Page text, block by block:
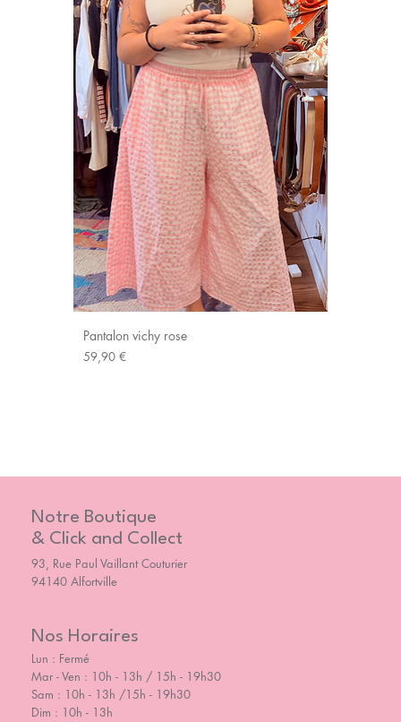
Pantalon vichy rose
Prix
59,90 €
Notre Boutique
& Click and Collect
93, Rue Paul Vaillant Couturier
94140 Alfortville
Nos Horaires
Lun : Fermé
Mar - Ven : 10h - 13h / 15h - 19h30
Sam : 10h - 13h /15h - 19h30
Dim : 10h - 13h